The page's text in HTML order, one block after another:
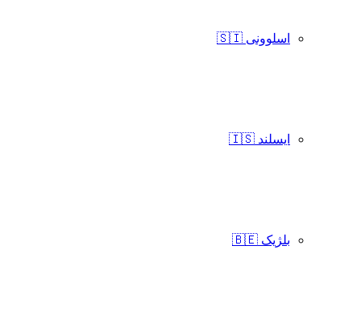
اسلوونی 🇸🇮
ایسلند 🇮🇸
بلژیک 🇧🇪